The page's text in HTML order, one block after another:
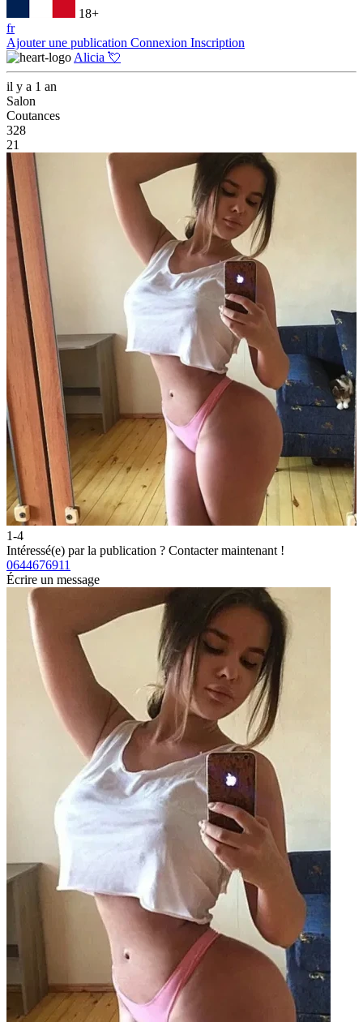
18+
fr
Ajouter une publication Connexion Inscription
Alicia 💘
il y a 1 an
Salon
Coutances
328
21
1-4
Intéressé(e) par la publication ? Contacter maintenant !
0644676911
Écrire un message